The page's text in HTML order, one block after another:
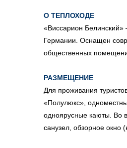
О ТЕПЛОХОДЕ
«Виссарион
Германии. Оснащен
общественных
РАЗМЕЩЕНИЕ
Для проживания
«Полулюкс»,
одноярусные каюты. Во
санузел, обзорное